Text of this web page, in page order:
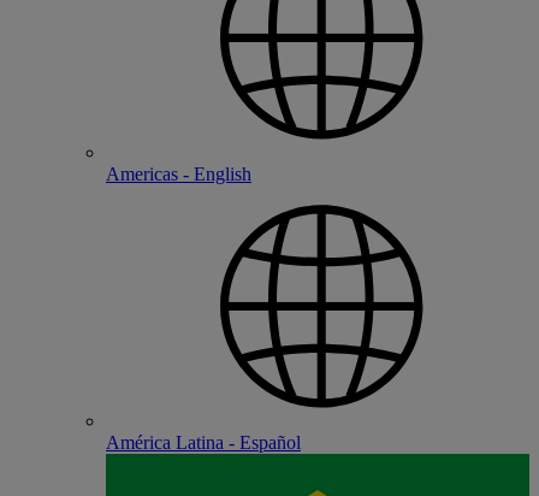
Americas - English
América Latina - Español